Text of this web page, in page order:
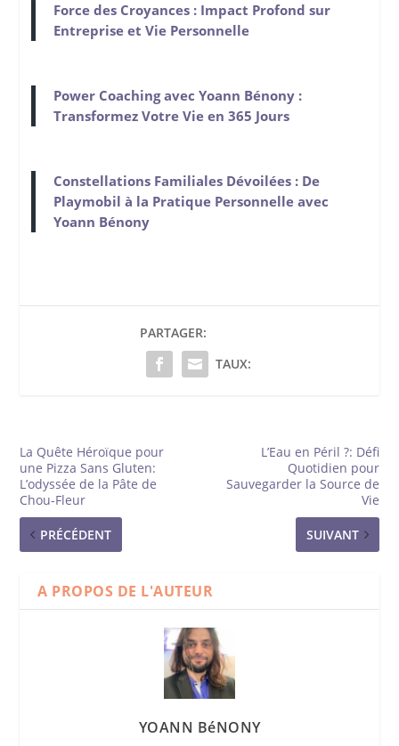
Force des Croyances : Impact Profond sur
Entreprise et Vie Personnelle
Power Coaching avec Yoann Bénony :
Transformez Votre Vie en 365 Jours
Constellations Familiales Dévoilées : De
Playmobil à la Pratique Personnelle avec
Yoann Bénony
PARTAGER:
TAUX:
La Quête Héroïque pour
une Pizza Sans Gluten:
L’odyssée de la Pâte de
Chou-Fleur
PRÉCÉDENT
L’Eau en Péril ?: Défi
Quotidien pour
Sauvegarder la Source de
Vie
SUIVANT
A PROPOS DE L'AUTEUR
YOANN BéNONY